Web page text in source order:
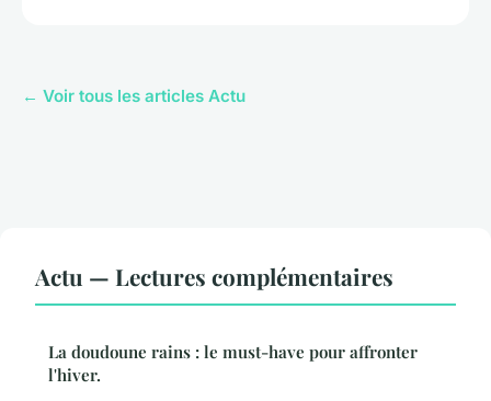
← Voir tous les articles Actu
Actu — Lectures complémentaires
La doudoune rains : le must-have pour affronter
l'hiver.